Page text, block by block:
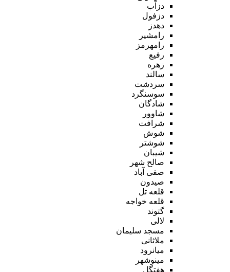
دزآب
دزفول
دهدز
رامشیر
رامهرمز
رفیع
زهره
سالند
سردشت
سوسنگرد
شادگان
شاوور
شرافت
شوش
شوشتر
شیبان
صالح شهر
صفی آباد
صیدون
قلعه تل
قلعه خواجه
گتوند
لالی
مسجد سلیمان
ملاثانی
میانرود
مینوشهر
هفتگل